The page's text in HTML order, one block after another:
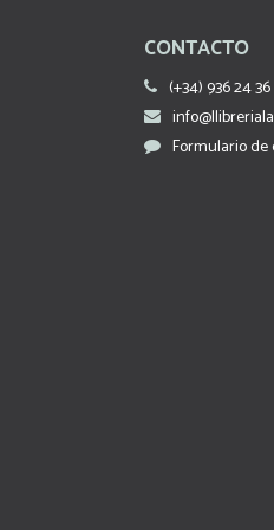
CONTACTO
(+34) 936 24 36
Formulario